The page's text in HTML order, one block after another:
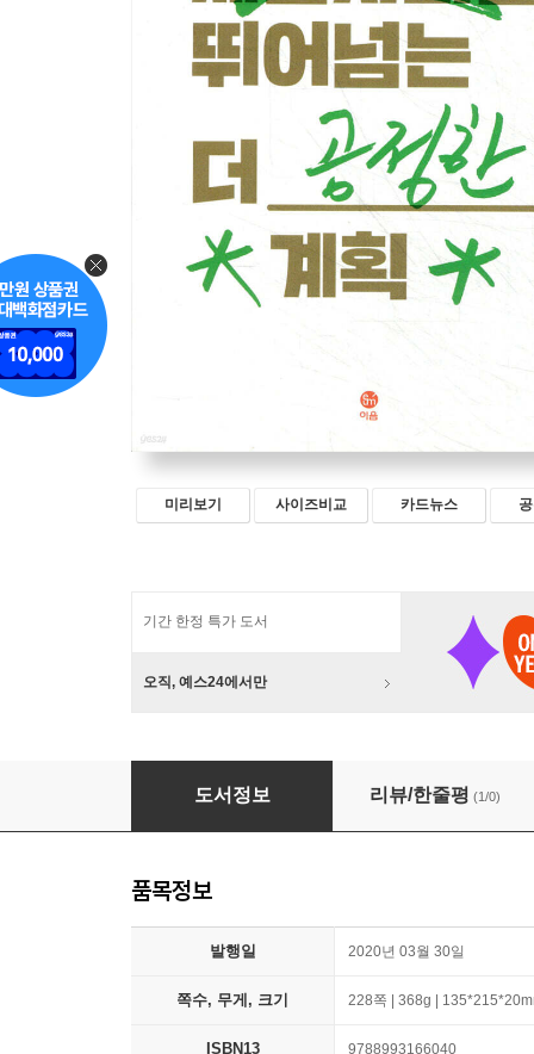
미리보기 사이즈비교 카드뉴스
기간 한정 특가 도서
오직, 예스24에서만
사회적 상속
도서정보 리뷰/한줄평 (1/0)
품목정보
발행일 2020년 03월 30일
쪽수, 무게, 크기 228쪽 | 368g |
ISBN13 9788993166040